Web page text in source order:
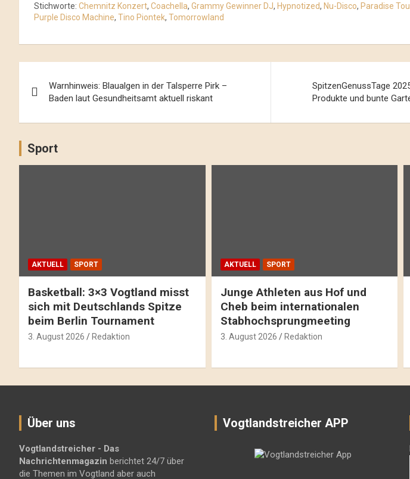
Stichworte: Chemnitz Konzert, Coachella, Grammy Gewinner DJ, Hypnotized, Nu-Disco, Paradise
Purple Disco Machine, Tino Piontek, Tomorrowland
Navigation
Warnhinweis: Blaualgen in der Talsperre Pirk –
Baden laut Gesundheitsamt aktuell riskant
SpitzenGenussTage
Produkte und bunte
Sport
AKTUELL SPORT
Basketball: 3×3 Vogtland misst
sich mit Deutschlands Spitze
beim Berlin Tournament
3. August 2026 Redaktion
AKTUELL SPORT
Junge Athleten aus Hof und
Cheb beim internationalen
Stabhochsprungmeeting
3. August 2026 Redaktion
Über uns
Vogtlandstreicher - Das
Nachrichtenmagazin berichtet 24/7 über
die Themen im Vogtland aber auch
Vogtlandstreicher APP